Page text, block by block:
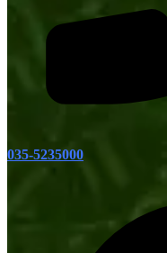
035-5235000